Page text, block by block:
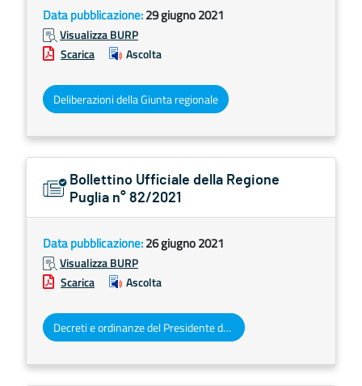
Data pubblicazione:29 giugno 2021
Visualizza BURP
Scarica
Ascolta
Deliberazioni della Giunta regionale
Bollettino Ufficiale della Regione
Puglia n° 82/2021
Data pubblicazione:26 giugno 2021
Visualizza BURP
Scarica
Ascolta
Decreti e ordinanze del Presidente della Giunta regionale